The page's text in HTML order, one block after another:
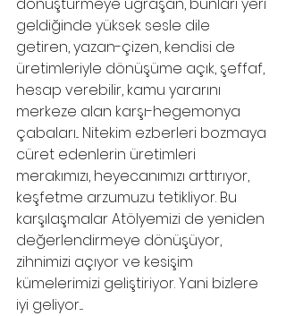
geldiğinde yüksek sesle dile
getiren, yazan-çizen, kendisi de
üretimleriyle dönüşüme açık, şeffaf,
hesap verebilir, kamu yararını
merkeze alan karşı-hegemonya
çabaları... Nitekim ezberleri bozmaya
cüret edenlerin üretimleri
merakımızı, heyecanımızı arttırıyor,
keşfetme arzumuzu tetikliyor. Bu
karşılaşmalar Atölyemizi de yeniden
değerlendirmeye dönüşüyor,
zihnimizi açıyor ve kesişim
kümelerimizi geliştiriyor. Yani bizlere
iyi geliyor....